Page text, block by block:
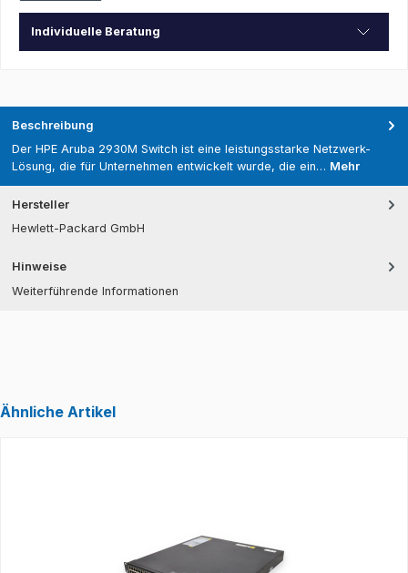
Individuelle Beratung
Beschreibung
Der HPE Aruba 2930M Switch ist eine leistungsstarke Netzwerk-
Lösung, die für Unternehmen entwickelt wurde, die ein… Mehr
Hersteller
Hewlett-Packard GmbH
Hinweise
Weiterführende Informationen
Ähnliche Artikel